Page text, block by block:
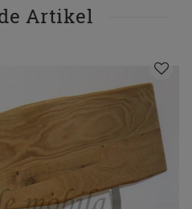
Artikel